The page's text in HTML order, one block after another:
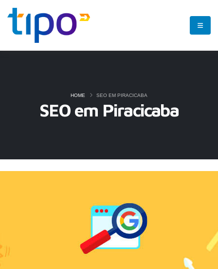
SEO em Piracicaba
HOME SEO EM PIRACICABA